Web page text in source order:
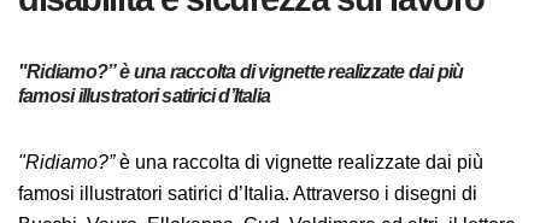
"Ridiamo?”è una raccolta di vignette realizzate dai più